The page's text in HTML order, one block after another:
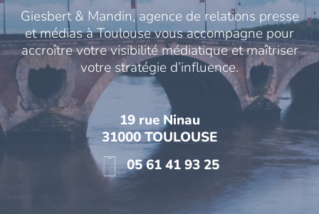
Giesbert & Mandin, agence de relations presse
et médias à Toulouse vous accompagne pour
accroître votre visibilité médiatique et maîtriser
votre stratégie d’influence.
19 rue Ninau
31000 TOULOUSE
05 61 41 93 25